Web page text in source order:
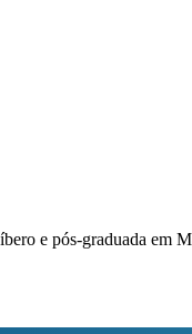
e pós-graduada em